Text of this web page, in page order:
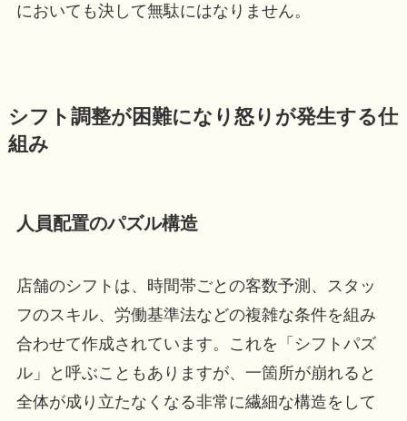
においても決して無駄にはなりません。
シフト調整が困難になり怒りが発生する仕
組み
人員配置のパズル構造
店舗のシフトは、時間帯ごとの客数予測、スタッ
フのスキル、労働基準法などの複雑な条件を組み
合わせて作成されています。これを「シフトパズ
ル」と呼ぶこともありますが、一箇所が崩れると
全体が成り立たなくなる非常に繊細な構造をして